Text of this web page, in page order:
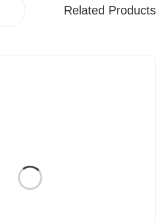
Related Products